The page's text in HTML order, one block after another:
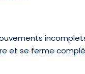
et se ferme